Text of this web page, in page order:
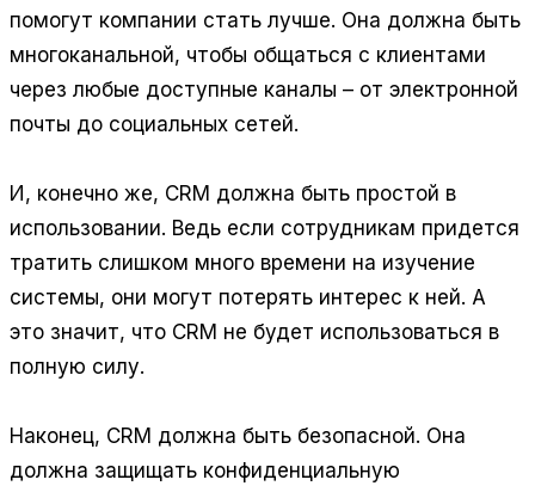
помогут компании стать лучше. Она должна быть
многоканальной, чтобы общаться с клиентами
через любые доступные каналы – от электронной
почты до социальных сетей.
И, конечно же, CRM должна быть простой в
использовании. Ведь если сотрудникам придется
тратить слишком много времени на изучение
системы, они могут потерять интерес к ней. А
это значит, что CRM не будет использоваться в
полную силу.
Наконец, CRM должна быть безопасной. Она
должна защищать конфиденциальную